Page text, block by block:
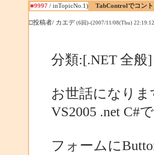
■9997/ inTopicNo.1) TabControlでコン
□投稿者/ カエデ(6回)-(2007/11/08(Thu)
分類:[.NET 全
お世話になりま
VS2005 .net C#
フォームに